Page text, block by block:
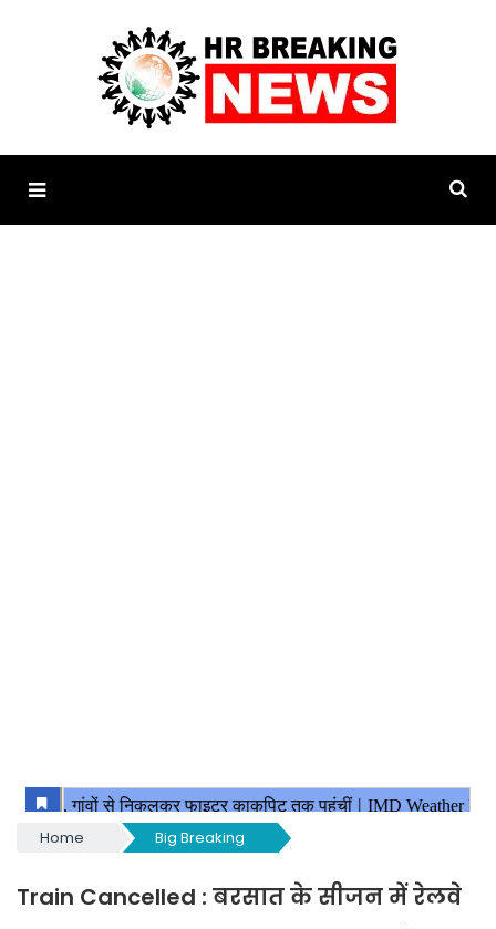
Home Big Breaking
Train Cancelled : बरसात के सीजन में रेलवे